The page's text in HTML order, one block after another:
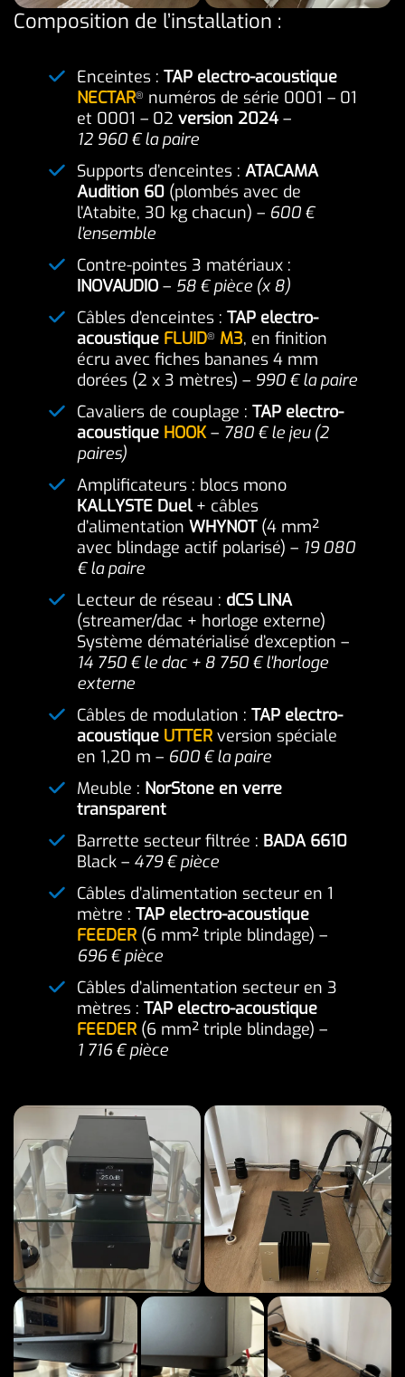
Composition de l’installation :
Enceintes : TAP electro-acoustique
NECTAR® numéros de série 0001 – 01
et 0001 – 02 version 2024 –
12 960 € la paire
Supports d’enceintes : ATACAMA
Audition 60 (plombés avec de
l’Atabite, 30 kg chacun) – 600 €
l’ensemble
Contre-pointes 3 matériaux :
INOVAUDIO – 58 € pièce (x 8)
Câbles d’enceintes : TAP electro-
acoustique FLUID® M3, en finition
écru avec fiches bananes 4 mm
dorées (2 x 3 mètres) – 990 € la paire
Cavaliers de couplage : TAP electro-
acoustique HOOK– 780 € le jeu (2
paires)
Amplificateurs : blocs mono
KALLYSTE Duel+ câbles
d’alimentation WHYNOT(4 mm²
avec blindage actif polarisé) – 19 080
€ la paire
Lecteur de réseau : dCS LINA
(streamer/dac + horloge externe)
Système dématérialisé d’exception –
14 750 € le dac + 8 750 € l’horloge
externe
Câbles de modulation : TAP electro-
acoustique UTTER version spéciale
en 1,20 m – 600 € la paire
Meuble : NorStone en verre
transparent
Barrette secteur filtrée : BADA 6610
Black – 479 € pièce
Câbles d’alimentation secteur en 1
mètre : TAP electro-acoustique
FEEDER (6 mm² triple blindage) –
696 € pièce
Câbles d’alimentation secteur en 3
mètres : TAP electro-acoustique
FEEDER (6 mm² triple blindage) –
1 716 € pièce